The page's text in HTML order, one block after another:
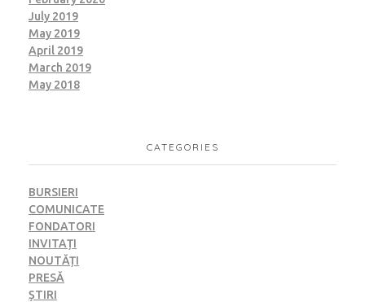
July 2019
May 2019
April 2019
March 2019
May 2018
CATEGORIES
BURSIERI
COMUNICATE
FONDATORI
INVITAȚI
NOUTĂȚI
PRESĂ
ȘTIRI